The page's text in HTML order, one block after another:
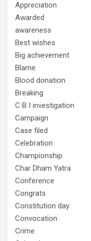
Appreciation
Awarded
awareness
Best wishes
Big achievement
Blame
Blood donation
Breaking
C B I investigation
Campaign
Case filed
Celebration
Championship
Char Dham Yatra
Conference
Congrats
Constitution day
Convocation
Crime